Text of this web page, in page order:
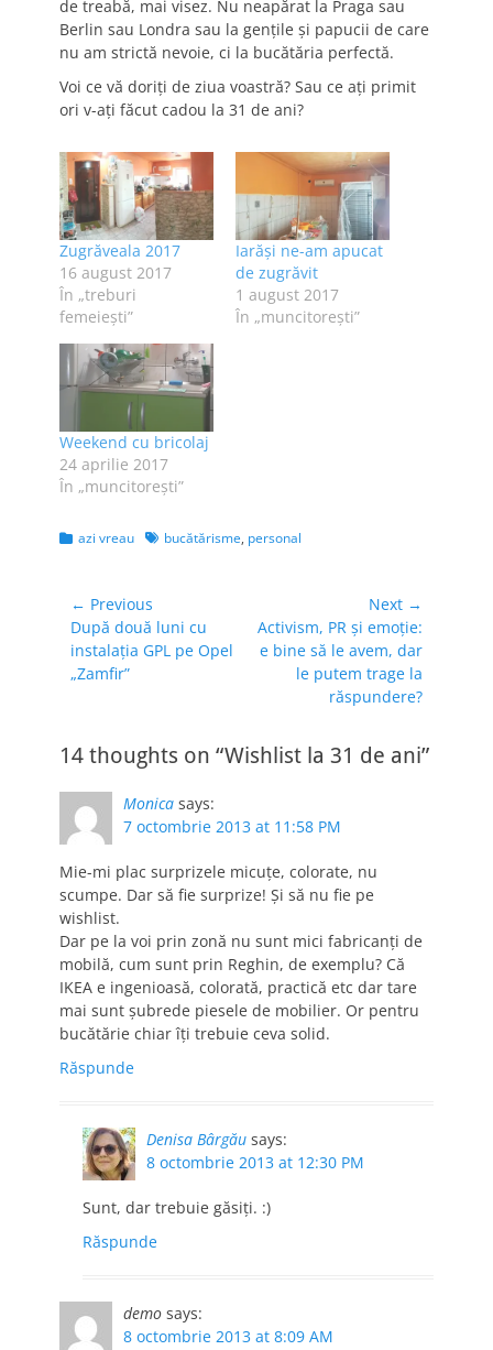
de treabă, mai visez. Nu neapărat la Praga sau
Berlin sau Londra sau la genţile şi papucii de care
nu am strictă nevoie, ci la bucătăria perfectă.
Voi ce vă doriţi de ziua voastră? Sau ce aţi primit
ori v-aţi făcut cadou la 31 de ani?
Zugrăveala 2017
16 august 2017
În „treburi
femeieşti”
Iarăși ne-am apucat
de zugrăvit
1 august 2017
În „muncitoreşti”
Weekend cu bricolaj
24 aprilie 2017
În „muncitoreşti”
Categories
azi vreau Tagsbucătărisme, personal
Navigare
în
articole
← Previous
Previous
post:
După două luni cu
instalaţia GPL pe Opel
„Zamfir”
Next →
Next
post:
Activism, PR şi emoţie:
e bine să le avem, dar
le putem trage la
răspundere?
14 thoughts on “Wishlist la 31 de ani”
Monica says:
7 octombrie 2013 at 11:58 PM
Mie-mi plac surprizele micuțe, colorate, nu
scumpe. Dar să fie surprize! Și să nu fie pe
wishlist.
Dar pe la voi prin zonă nu sunt mici fabricanți de
mobilă, cum sunt prin Reghin, de exemplu? Că
IKEA e ingenioasă, colorată, practică etc dar tare
mai sunt șubrede piesele de mobilier. Or pentru
bucătărie chiar îți trebuie ceva solid.
Răspunde
Denisa Bârgău says:
8 octombrie 2013 at 12:30 PM
Sunt, dar trebuie găsiţi. :)
Răspunde
demo says:
8 octombrie 2013 at 8:09 AM